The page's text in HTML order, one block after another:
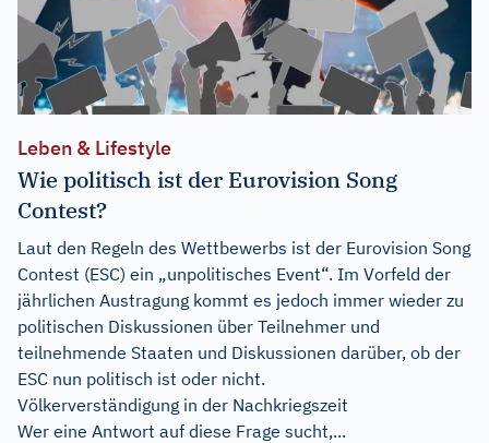
Leben & Lifestyle
Wie politisch ist der Eurovision Song
Contest?
Laut den Regeln des Wettbewerbs ist der Eurovision Song
Contest (ESC) ein „unpolitisches Event“. Im Vorfeld der
jährlichen Austragung kommt es jedoch immer wieder zu
politischen Diskussionen über Teilnehmer und
teilnehmende Staaten und Diskussionen darüber, ob der
ESC nun politisch ist oder nicht.
Völkerverständigung in der Nachkriegszeit
Wer eine Antwort auf diese Frage sucht,...